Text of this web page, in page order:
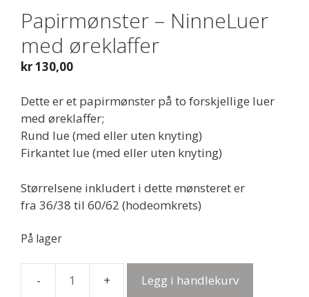
Papirmønster – NinneLuer
med øreklaffer
kr130,00
Dette er et papirmønster på to forskjellige luer
med øreklaffer;
Rund lue (med eller uten knyting)
Firkantet lue (med eller uten knyting)
Størrelsene inkludert i dette mønsteret er
fra 36/38 til 60/62 (hodeomkrets)
På lager
Papirmønster
Legg i handlekurv